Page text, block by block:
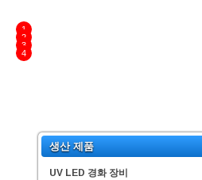
생산 제품
UV LED 경화 장비